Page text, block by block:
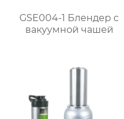
GSE004-1 Блендер с
вакуумной чашей